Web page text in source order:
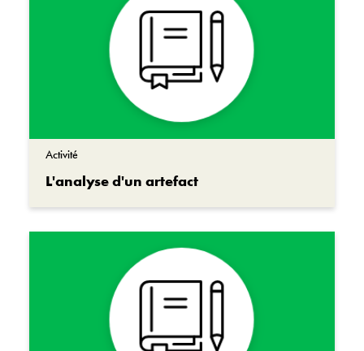
Activité
L'analyse d'un artefact